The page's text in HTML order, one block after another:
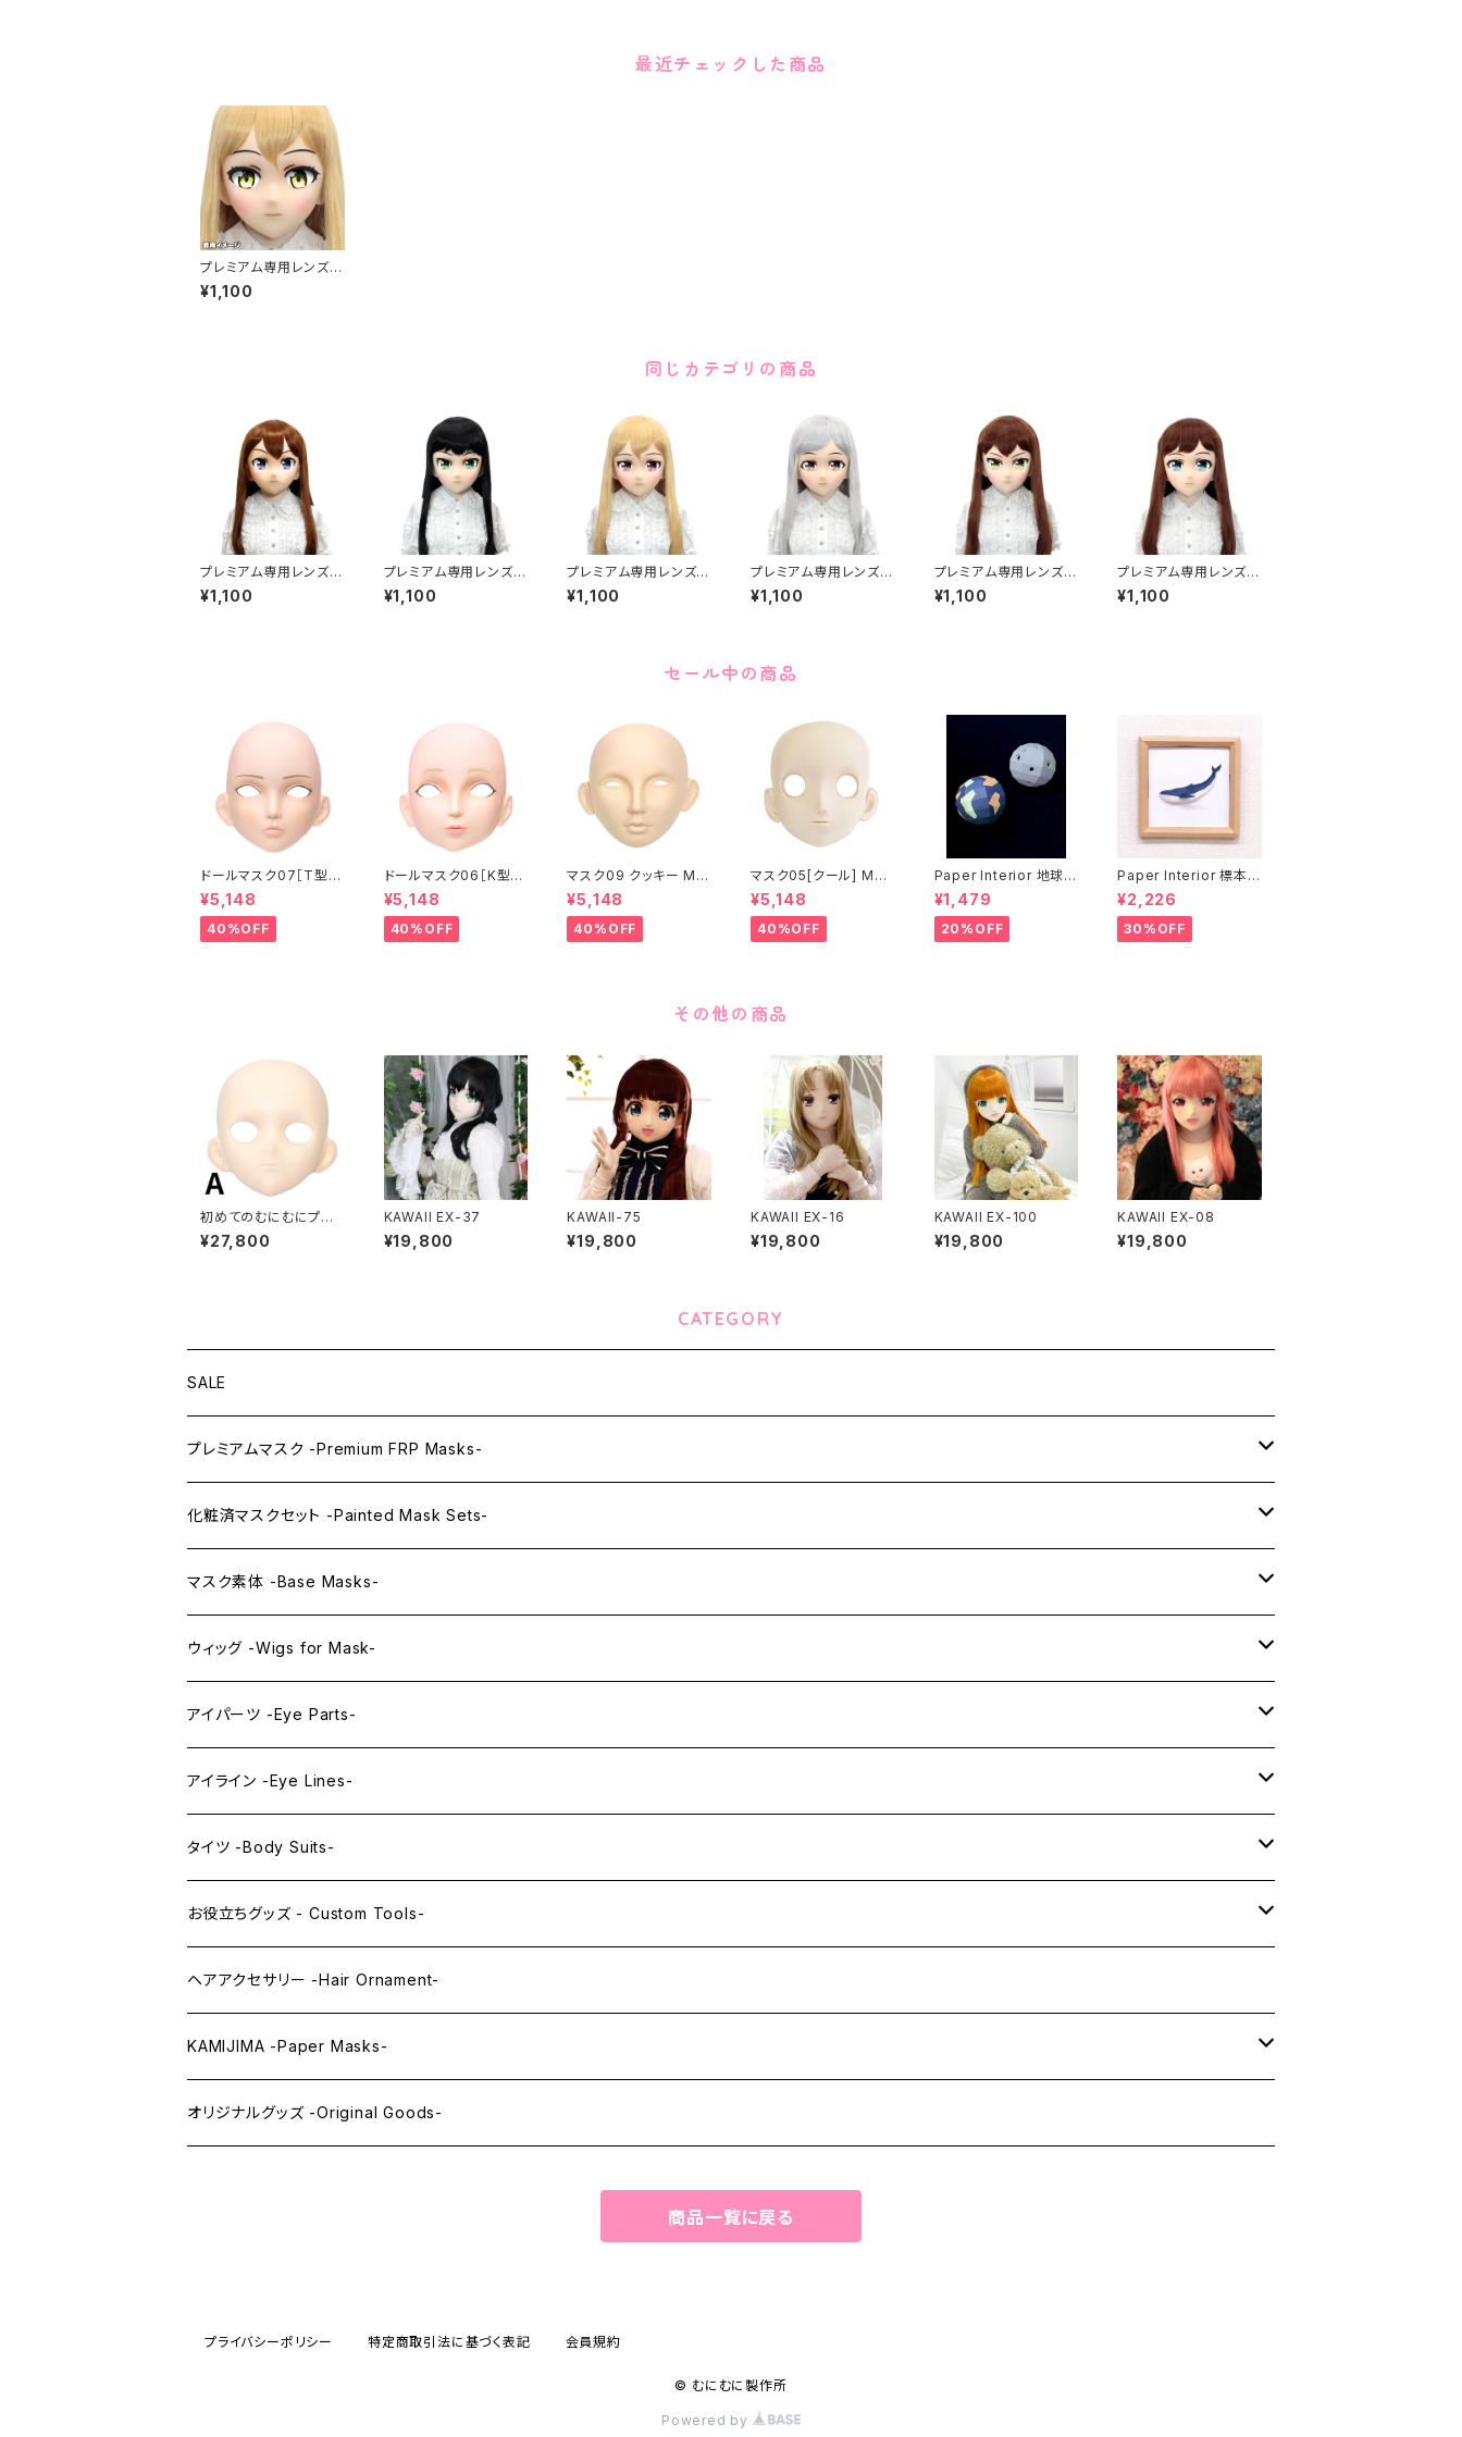
最近チェックした商品
プレミアム専用レンズア
イ う-イエロー Premi
um Lens Eye U-Yell
¥1,100
同じカテゴリの商品
プレミアム専用レンズア
イ た-パープル Premiu
m Lens Eye TA-Pur
¥1,100
プレミアム専用レンズア
イ た-グリーン Premiu
m Lens Eye TA-Gre
¥1,100
プレミアム専用レンズア
イ た-レッド Premium
Lens Eye TA-Red
¥1,100
プレミアム専用レンズア
イ た-ブラウン Premiu
m Lens Eye TA-Bro
¥1,100
プレミアム専用レンズア
イ た-イエロー Premi
um Lens Eye TA-Yel
¥1,100
プレミアム専用レンズア
イ た-ブルー Premium
Lens Eye TA-Blue
¥1,100
セール中の商品
ドールマスク07［T型］
化粧目穴処理済 MASK
07 [DOLL T] Openin
g eye hole and mak
e up
¥5,148
40%OFF
ドールマスク06［K型］
化粧目穴処理 MASK0
6 [DOLL K] Opening
eye hole and make
up
¥5,148
40%OFF
マスク09 クッキー MA
SK09 “COOKIE”
¥5,148
40%OFF
マスク05[クール] MAS
K05[COOL]
¥5,148
40%OFF
Paper Interior 地球と
月 earth and moon
¥1,479
20%OFF
Paper Interior 標本
クジラ specimen wh
ale
¥2,226
30%OFF
その他の商品
初めてのむにむにプレ
ミアムセット FRP製
¥27,800
KAWAII EX-37
¥19,800
KAWAII-75
¥19,800
KAWAII EX-16
¥19,800
KAWAII EX-100
¥19,800
KAWAII EX-08
¥19,800
CATEGORY
SALE
プレミアムマスク -Premium FRP Masks-
KAWAII PREMIUM Mask & Wig Sets
プレミアムマスク素体-Premium base masks-
プレミアムウィッグ -Premium Wigs-
プレミアムレンズアイ -Premium Lens eye-
化粧済マスクセット -Painted Mask Sets-
KAWAII EX series
KAWAII series
IDOL series
PRINCESS series
KAWAII Little series
マスク素体 -Base Masks-
アニメマスク -Anime Masks-
ドールマスク -Doll Masks-
ウィッグ -Wigs for Mask-
ロング -Long-
ミドル -Middle-
アイパーツ -Eye Parts-
レンズアイ -Lens Eyes-
レンズアイ
レンズアイEX
クリスタルアイ -Crystal Eyes-
アイライン -Eye Lines-
アイラインステッカー -Eye Line Stickers-
まゆ毛 -Eyebrows-
まつ毛 -Eyelash-
タイツ -Body Suits-
全身タイツ -Full Body Suits-
上半身タイツ -Upper Body Suits-
お役立ちグッズ - Custom Tools-
カスタム用品 -Custom Tools-
ウィッグメンテナンス -Wig Maintenance-
ヘアアクセサリー -Hair Ornament-
KAMIJIMA -Paper Masks-
ペーパーマスク -Paper Masks-
オリジナルグッズ -Original Goods-
商品一覧に戻る
プライバシーポリシー 特定商取引法に基づく表記 会員規約
© むにむに製作所
Powered by